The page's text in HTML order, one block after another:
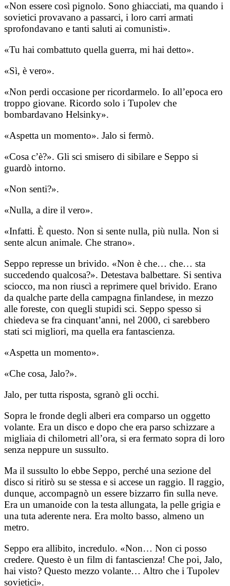
«Non essere così pignolo. Sono ghiacciati, ma quando i
sovietici provavano a passarci, i loro carri armati
sprofondavano e tanti saluti ai comunisti».
«Tu hai combattuto quella guerra, mi hai detto».
«Sì, è vero».
«Non perdi occasione per ricordarmelo. Io all’epoca ero
troppo giovane. Ricordo solo i Tupolev che
bombardavano Helsinky».
«Aspetta un momento». Jalo si fermò.
«Cosa c’è?». Gli sci smisero di sibilare e Seppo si
guardò intorno.
«Non senti?».
«Nulla, a dire il vero».
«Infatti. È questo. Non si sente nulla, più nulla. Non si
sente alcun animale. Che strano».
Seppo represse un brivido. «Non è che… che… sta
succedendo qualcosa?». Detestava balbettare. Si sentiva
sciocco, ma non riuscì a reprimere quel brivido. Erano
da qualche parte della campagna finlandese, in mezzo
alle foreste, con quegli stupidi sci. Seppo spesso si
chiedeva se fra cinquant’anni, nel 2000, ci sarebbero
stati sci migliori, ma quella era fantascienza.
«Aspetta un momento».
«Che cosa, Jalo?».
Jalo, per tutta risposta, sgranò gli occhi.
Sopra le fronde degli alberi era comparso un oggetto
volante. Era un disco e dopo che era parso schizzare a
migliaia di chilometri all’ora, si era fermato sopra di loro
senza neppure un sussulto.
Ma il sussulto lo ebbe Seppo, perché una sezione del
disco si ritirò su se stessa e si accese un raggio. Il raggio,
dunque, accompagnò un essere bizzarro fin sulla neve.
Era un umanoide con la testa allungata, la pelle grigia e
una tuta aderente nera. Era molto basso, almeno un
metro.
Seppo era allibito, incredulo. «Non… Non ci posso
credere. Questo è un film di fantascienza! Che poi, Jalo,
hai visto? Questo mezzo volante… Altro che i Tupolev
sovietici».